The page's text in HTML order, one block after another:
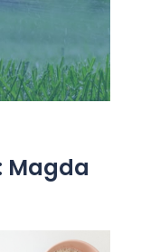
Magda